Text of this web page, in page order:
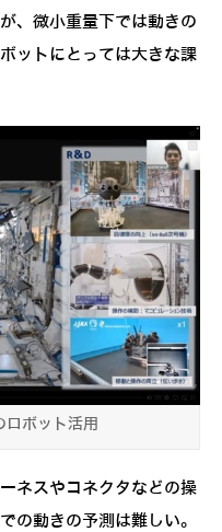
、微小重量下では動きの
ットにとっては大きな課
ロボット活用
ネスやコネクタなどの操
の動きの予測は難しい。